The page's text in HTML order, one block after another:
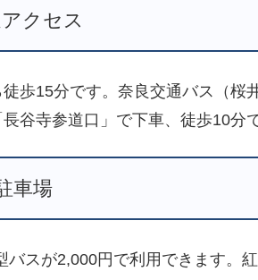
クセス
歩15分です。奈良交通バス（桜
谷寺参道口」で下車、徒歩10分で
車場
スが2,000円で利用できます。